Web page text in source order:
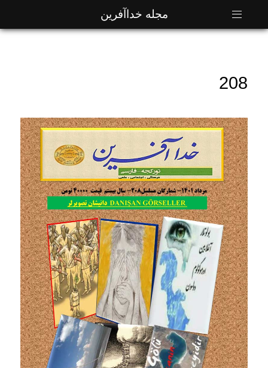
مجله خداآفرین
208